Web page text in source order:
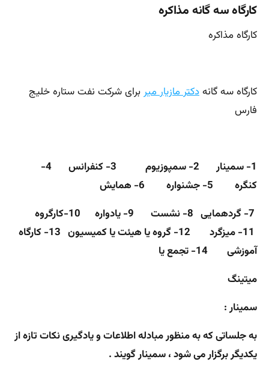
کارگاه سه گانه مذاکره
کارگاه مذاکره
کارگاه سه گانهدکتر مازیار میر برای شرکت نفت ستاره خلیج
فارس
1- سمینار 2- سمپوزیوم 3- کنفرانس 4-
کنگره 5- جشنواره 6- همایش
13- کارگاه
آموزشی
میتینگ
سمینار :
به جلساتی که به منظور مبادله اطلاعات و یادگیری نکات تازه از
یکدیگر برگزار می شود ، سمینار گویند .